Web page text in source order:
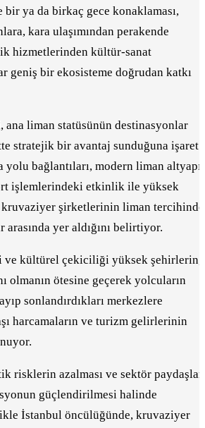
bir ya da birkaç gece konaklaması,
kara ulaşımından perakende
hizmetlerinden kültür-sanat
geniş bir ekosisteme doğrudan katkı
ana liman statüsünün destinasyonlar
stratejik bir avantaj sunduğuna işaret
yolu bağlantıları, modern liman
işlemlerindeki etkinlik ile yüksek
şirketlerinin liman tercihinde
yer aldığını belirtiyor.
kültürel çekiciliği yüksek şehirlerin,
olmanın ötesine geçerek yolcuların
sonlandırdıkları merkezlere
harcamaların ve turizm gelirlerinin
risklerin azalması ve sektör
güçlendirilmesi halinde
İstanbul öncülüğünde, kruvaziyer